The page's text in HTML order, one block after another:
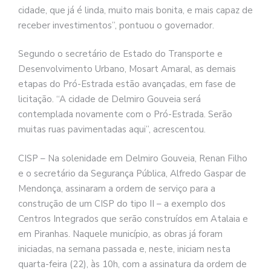
cidade, que já é linda, muito mais bonita, e mais capaz de
receber investimentos”, pontuou o governador.
Segundo o secretário de Estado do Transporte e
Desenvolvimento Urbano, Mosart Amaral, as demais
etapas do Pró-Estrada estão avançadas, em fase de
licitação. “A cidade de Delmiro Gouveia será
contemplada novamente com o Pró-Estrada. Serão
muitas ruas pavimentadas aqui”, acrescentou.
CISP – Na solenidade em Delmiro Gouveia, Renan Filho
e o secretário da Segurança Pública, Alfredo Gaspar de
Mendonça, assinaram a ordem de serviço para a
construção de um CISP do tipo II – a exemplo dos
Centros Integrados que serão construídos em Atalaia e
em Piranhas. Naquele município, as obras já foram
iniciadas, na semana passada e, neste, iniciam nesta
quarta-feira (22), às 10h, com a assinatura da ordem de